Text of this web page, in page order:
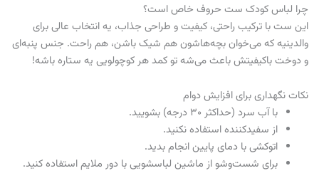
چرا لباس کودک ست حروف خاص است؟
این ست با ترکیب راحتی، کیفیت و طراحی جذاب، یه انتخاب عالی برای
والدینیه که می‌خوان بچه‌هاشون هم شیک باشن، هم راحت. جنس پنبه‌ای
و دوخت باکیفیتش باعث می‌شه تو کمد هر کوچولویی یه ستاره باشه!
نکات نگهداری برای افزایش دوام
با آب سرد (حداکثر ۳۰ درجه) بشویید.
از سفیدکننده استفاده نکنید.
اتوکشی با دمای پایین انجام بدید.
برای شست‌وشو از ماشین لباسشویی با دور ملایم استفاده کنید.